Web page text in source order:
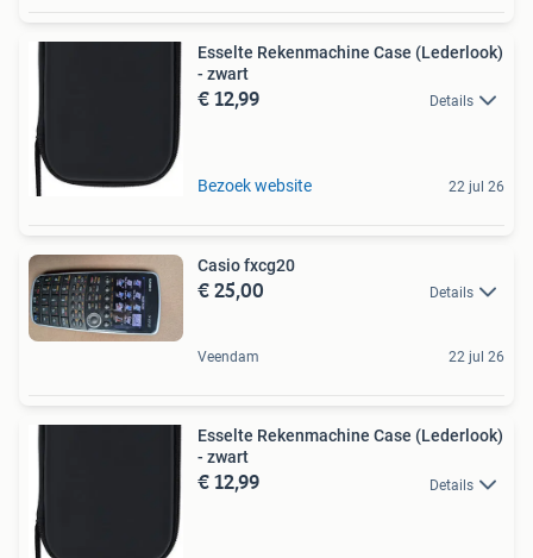
Esselte Rekenmachine Case (Lederlook)
- zwart
€ 12,99 Details
Bezoek website 22 jul 26
Casio fxcg20
€ 25,00 Details
Veendam 22 jul 26
Esselte Rekenmachine Case (Lederlook)
- zwart
€ 12,99 Details